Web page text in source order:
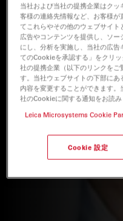
当社および当社の提携企業はク
客様の連絡先情報など、お客様
てこれらやその他のウェブサイ
広告やコンテンツを提供し、ソ
にし、分析を実施し、当社の広
てのCookieを承認する」をクリ
社の提携企業（以下のリンクをご
す。当社ウェブサイトの下部に
内容を変更することができます
社のCookieに関する通知をお読
Leica Microsystems Cookie
Cookie 設定